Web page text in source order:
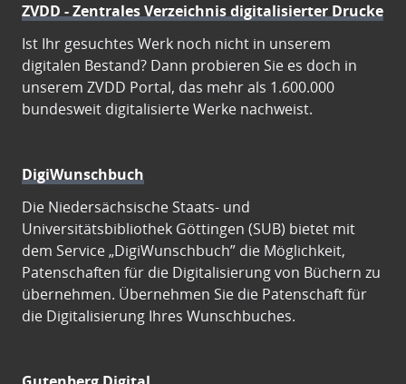
ZVDD - Zentrales Verzeichnis digitalisierter Drucke
Ist Ihr gesuchtes Werk noch nicht in unserem
digitalen Bestand? Dann probieren Sie es doch in
unserem ZVDD Portal, das mehr als 1.600.000
bundesweit digitalisierte Werke nachweist.
DigiWunschbuch
Die Niedersächsische Staats- und
Universitätsbibliothek Göttingen (SUB) bietet mit
dem Service „DigiWunschbuch” die Möglichkeit,
Patenschaften für die Digitalisierung von Büchern zu
übernehmen. Übernehmen Sie die Patenschaft für
die Digitalisierung Ihres Wunschbuches.